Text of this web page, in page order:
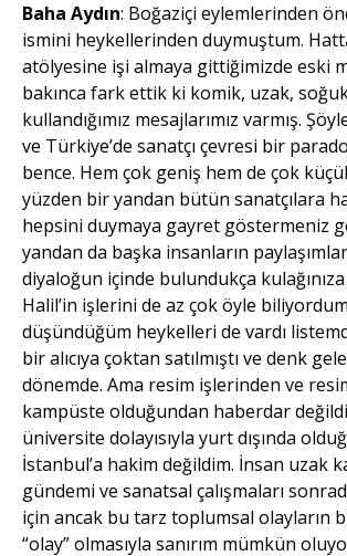
Baha Aydın: Boğaziçi eylemlerinden
ismini heykellerinden duymuştum.
atölyesine işi almaya gittiğimizde eski
bakınca fark ettik ki komik, uzak,
kullandığımız mesajlarımız varmış.
ve Türkiye’de sanatçı çevresi bir
bence. Hem çok geniş hem de çok
yüzden bir yandan bütün sanatçılara
hepsini duymaya gayret göstermeniz
yandan da başka insanların
diyaloğun içinde bulundukça kulağınıza
Halil’in işlerini de az çok öyle
düşündüğüm heykelleri de vardı
bir alıcıya çoktan satılmıştı ve denk
dönemde. Ama resim işlerinden ve
kampüste olduğundan haberdar
üniversite dolayısıyla yurt dışında
İstanbul’a hakim değildim. İnsan uzak
gündemi ve sanatsal çalışmaları
için ancak bu tarz toplumsal olayların
“olay” olmasıyla sanırım mümkün